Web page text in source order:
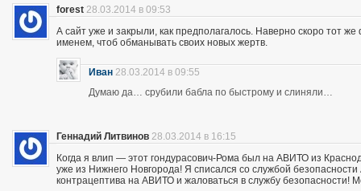
forest 28.03.2014 в 09:53
А сайт уже и закрыли, как предполагалось. Наверно скоро тот
именем, чтоб обманывать своих новых жертв.
Иван 28.03.2014 в 09:55
Думаю да… срубили бабла по быстрому и слиняли…
Геннадий Литвинов 28.03.2014 в 16:15
Когда я влип — этот гондурасович-Рома был на АВИТО из
уже из Нижнего Новгорода! Я списался со службой
контрацептива на АВИТО и жаловаться в службу безопасности!